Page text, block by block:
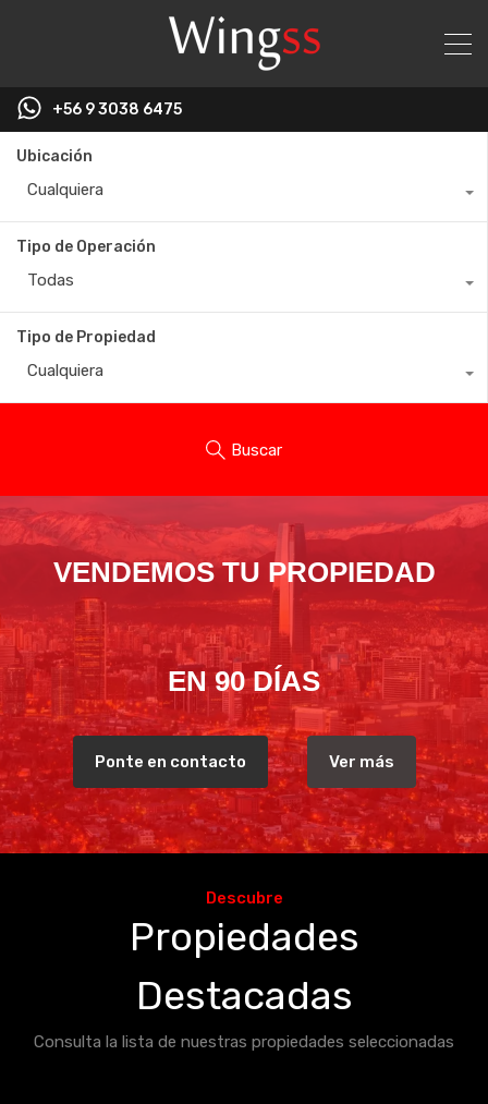
+56 9 3038 6475
Ubicación
Cualquiera
Tipo de Operación
Todas
Tipo de Propiedad
Cualquiera
Buscar
VENDEMOS TU PROPIEDAD
EN 90 DÍAS
Ponte en contacto Ver más
Descubre
Propiedades
Destacadas
Consulta la lista de nuestras propiedades seleccionadas